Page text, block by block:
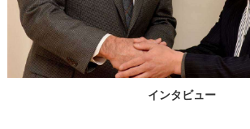
インタビュー